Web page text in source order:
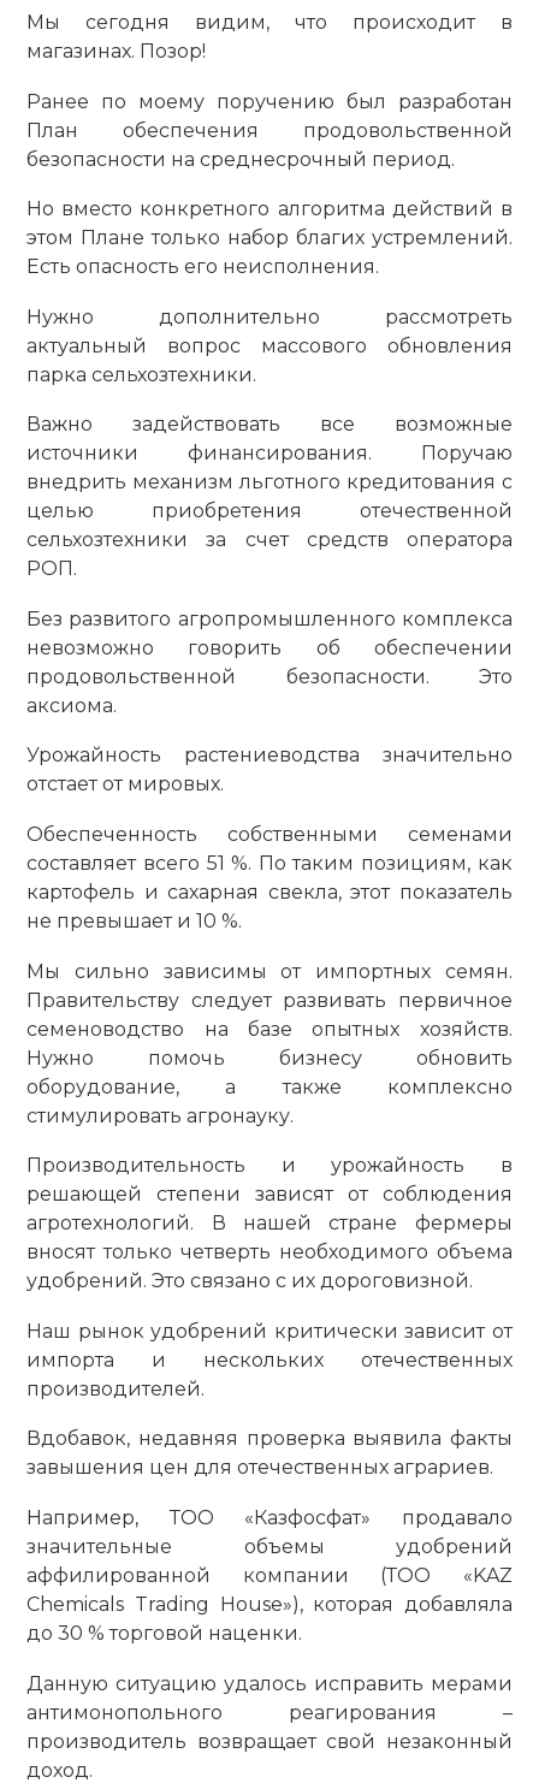
Мы сегодня видим, что происходит в
магазинах. Позор!
Ранее по моему поручению был разработан
План обеспечения продовольственной
безопасности на среднесрочный период.
Но вместо конкретного алгоритма действий в
этом Плане только набор благих устремлений.
Есть опасность его неисполнения.
Нужно дополнительно рассмотреть
актуальный вопрос массового обновления
парка сельхозтехники.
Важно задействовать все возможные
источники финансирования. Поручаю
внедрить механизм льготного кредитования с
целью приобретения отечественной
сельхозтехники за счет средств оператора
РОП.
Без развитого агропромышленного комплекса
невозможно говорить об обеспечении
продовольственной безопасности. Это
аксиома.
Урожайность растениеводства значительно
отстает от мировых.
Обеспеченность собственными семенами
составляет всего 51 %. По таким позициям, как
картофель и сахарная свекла, этот показатель
не превышает и 10 %.
Мы сильно зависимы от импортных семян.
Правительству следует развивать первичное
семеноводство на базе опытных хозяйств.
Нужно помочь бизнесу обновить
оборудование, а также комплексно
стимулировать агронауку.
Производительность и урожайность в
решающей степени зависят от соблюдения
агротехнологий. В нашей стране фермеры
вносят только четверть необходимого объема
удобрений. Это связано с их дороговизной.
Наш рынок удобрений критически зависит от
импорта и нескольких отечественных
производителей.
Вдобавок, недавняя проверка выявила факты
завышения цен для отечественных аграриев.
Например, ТОО «Казфосфат» продавало
значительные объемы удобрений
аффилированной компании (ТОО «KAZ
Chemicals Trading House»), которая добавляла
до 30 % торговой наценки.
Данную ситуацию удалось исправить мерами
антимонопольного реагирования –
производитель возвращает свой незаконный
доход.